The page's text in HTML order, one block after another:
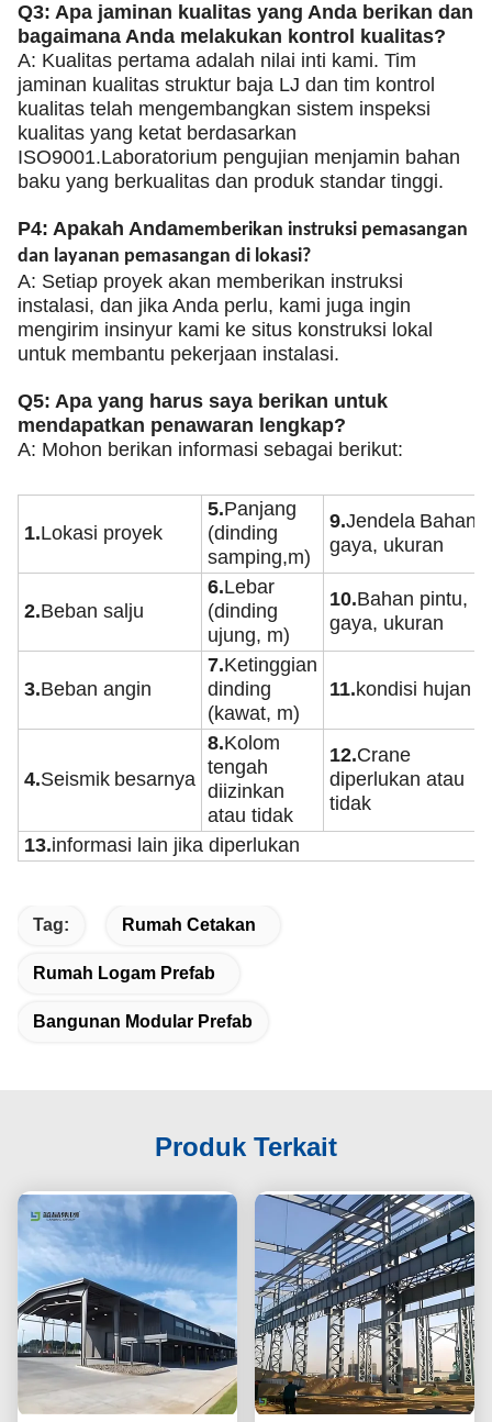
Q3: Apa jaminan kualitas yang Anda berikan dan
bagaimana Anda melakukan kontrol kualitas?
A: Kualitas pertama adalah nilai inti kami. Tim
jaminan kualitas struktur baja LJ dan tim kontrol
kualitas telah mengembangkan sistem inspeksi
kualitas yang ketat berdasarkan
ISO9001.Laboratorium pengujian menjamin bahan
baku yang berkualitas dan produk standar tinggi.
P4: Apakah Andamemberikan instruksi pemasangan
dan layanan pemasangan di lokasi?
A: Setiap proyek akan memberikan instruksi
instalasi, dan jika Anda perlu, kami juga ingin
mengirim insinyur kami ke situs konstruksi lokal
untuk membantu pekerjaan instalasi.
Q5: Apa yang harus saya berikan untuk
mendapatkan penawaran lengkap?
A: Mohon berikan informasi sebagai berikut:
1.Lokasi proyek
5.Panjang
(dinding
samping,m)
9.Jendela Bahan,
gaya, ukuran
2.Beban salju
6.Lebar
(dinding
ujung, m)
10.Bahan pintu,
gaya, ukuran
3.Beban angin
7.Ketinggian
dinding
(kawat, m)
11.kondisi hujan
4.Seismik besarnya
8.Kolom
tengah
diizinkan
atau tidak
12.Crane
diperlukan atau
tidak
13.informasi lain jika diperlukan
Tag: Rumah Cetakan
Rumah Logam Prefab
Bangunan Modular Prefab
Produk Terkait